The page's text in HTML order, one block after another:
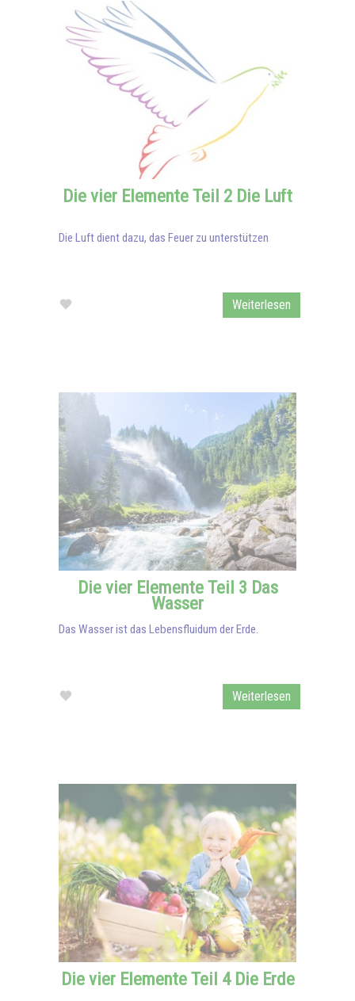
Die vier Elemente Teil 2 Die Luft
Die Luft dient dazu, das Feuer zu unterstützen
Weiterlesen
Die vier Elemente Teil 3 Das
Wasser
Das Wasser ist das Lebensfluidum der Erde.
Weiterlesen
Die vier Elemente Teil 4 Die Erde